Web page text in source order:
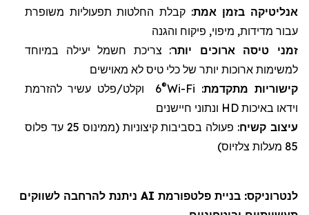
אנליטיקה בזמן אמת: קבלת החלטות תפעוליות משופרת
עבור מדידות, מיפוי, פיקוח והגנה
זמני טיסה ארוכים יותר: צריכת חשמל יעילה במיוחד
למשימות ארוכות יותר של כלי טיס לא מאוישים
קישוריות מתקדמת:
Wi-Fi
®
6
וקלט/פלט עשיר להזרמת
וידאו באיכות HD ונתוני חיישנים
עיצוב קשיח: פעולה בסביבות קיצוניות (
ממינוס 25 עד פלוס
85 מעלות צלזיוס)
לנטרוניקס
: בניית פלטפורמת AI ניתנת להרחבה לשווקים